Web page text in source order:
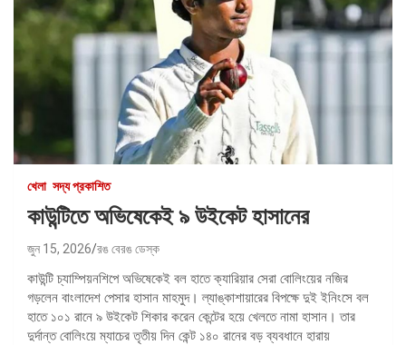
খেলা সদ্য প্রকাশিত
কাউন্টিতে অভিষেকেই ৯ উইকেট হাসানের
জুন 15, 2026 রঙ বেরঙ ডেস্ক
কাউন্টি চ্যাম্পিয়নশিপে অভিষেকেই বল হাতে ক্যারিয়ার সেরা বোলিংয়ের নজির
গড়লেন বাংলাদেশ পেসার হাসান মাহমুদ। ল্যাঙ্কাশায়ারের বিপক্ষে দুই ইনিংসে বল
হাতে ১০১ রানে ৯ উইকেট শিকার করেন কেন্টের হয়ে খেলতে নামা হাসান। তার
দুর্দান্ত বোলিংয়ে ম্যাচের তৃতীয় দিন কেন্ট ১৪০ রানের বড় ব্যবধানে হারায়